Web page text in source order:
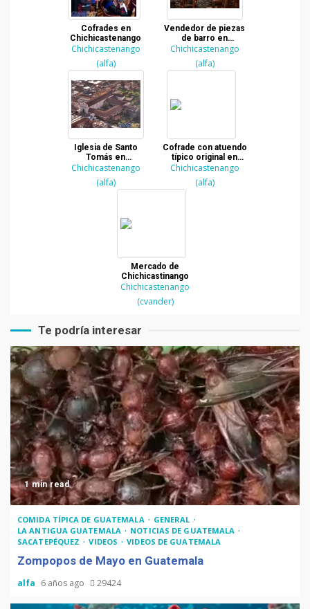
Cofrades en
Chichicastenango
Chichicastenango
(alfa)
Vendedor de piezas
de barro en
Chichicastenango
Chichicastenango
(alfa)
Iglesia de Santo
Tomás en
Chichicastenango
Chichicastenango
(alfa)
Cofrade con atuendo
típico original en
Chichicastenango
Chichicastenango
(alfa)
Mercado de
Chichicastinango
Chichicastenango
(cvander)
Te podría interesar
1 min read
COMIDA TÍPICA DE GUATEMALA
GENERAL
LA ANTIGUA GUATEMALA
NOTICIAS DE GUATEMALA
SACATEPÉQUEZ
VIDEOS VIDEOS DE GUATEMALA
Zompopos de Mayo en Guatemala
alfa 6 años ago 29424